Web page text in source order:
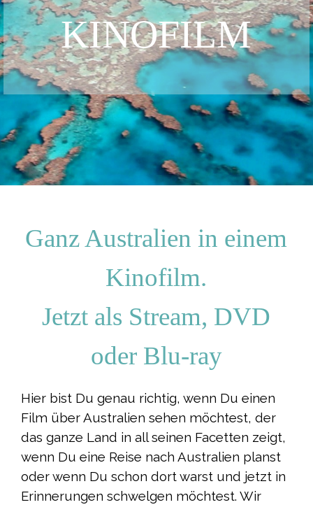
KINOFILM
Ganz Australien in einem
Kinofilm.
Jetzt als Stream, DVD
oder Blu-ray
Hier bist Du genau richtig, wenn Du einen
Film über Australien sehen möchtest, der
das ganze Land in all seinen Facetten zeigt,
wenn Du eine Reise nach Australien planst
oder wenn Du schon dort warst und jetzt in
Erinnerungen schwelgen möchtest. Wir